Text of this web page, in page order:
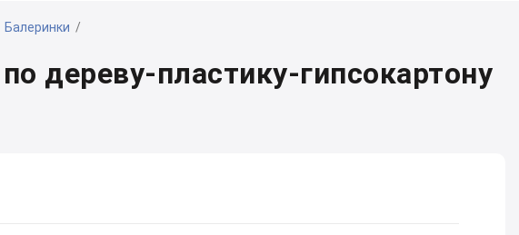
Балеринки /
дереву-пластику-гипсокартону